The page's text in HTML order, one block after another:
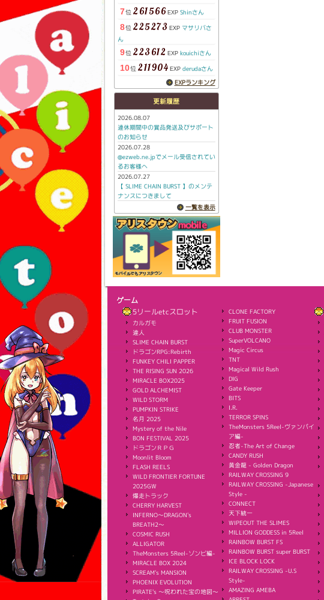
7位 261566 EXP Shinさん
8位 225273 EXP マサリバさ
ん
9位 223612 EXP kouichiさん
10位 211904 EXP derudaさん
EXPランキング
更新履歴
2026.08.07
連休期間中の賞品発送及びサポート
のお知らせ
2026.07.28
@ezweb.ne.jpでメール受信されてい
るお客様へ
2026.07.27
【 SLIME CHAIN BURST 】のメンテ
ナンスにつきまして
一覧を表示
ゲーム
5リールetcスロット
カルガモ
達人
SLIME CHAIN BURST
ドラゴンRPG:Rebirth
FUNKEY CHILI PAPPER
THE RISING SUN 2026
MIRACLE BOX2025
GOLD ALCHEMIST
WILD STORM
PUMPKIN STRIKE
名月 2025
Mystery of the Nile
BON FESTIVAL 2025
ドラゴンＲＰＧ
Moonlit Bloom
FLASH REELS
WILD FRONTIER FORTUNE
2025GW
爆走トラック
CHERRY HARVEST
INFERNO〜DRAGON's
BREATH2〜
COSMIC RUSH
ALLIGATOR
TheMonsters 5Reel-ゾンビ編-
MIRACLE BOX 2024
SCREAM's MANSION
PHOENIX EVOLUTION
PIRATE's 〜呪われた宝の地図〜
CLONE FACTORY
FRUIT FUSION
CLUB MONSTER
SuperVOLCANO
Magic Circus
TNT
Magical Wild Rush
DIG
Gate Keeper
BITS
I.R.
TERROR SPINS
TheMonsters 5Reel-ヴァンパイ
ア編-
忍者-The Art of Change
CANDY RUSH
黄金龍 - Golden Dragon
RAILWAY CROSSING 9
RAILWAY CROSSING -Japanese
Style -
CONNECT
天下統一
WIPEOUT THE SLIMES
MILLION GODDESS in 5Reel
RAINBOW BURST FS
RAINBOW BURST super BURST
ICE BLOCK LOCK
RAILWAY CROSSING -U.S
Style-
AMAZING AMEBA